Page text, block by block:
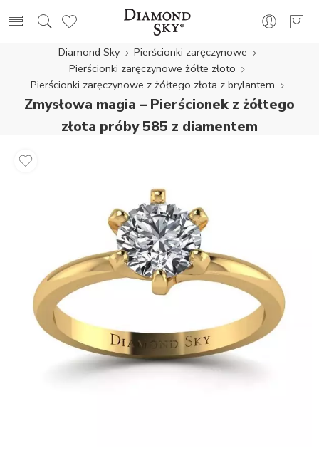
Diamond Sky
Pierścionki zaręczynowe
Pierścionki zaręczynowe żółte złoto
Pierścionki zaręczynowe z żółtego złota z brylantem
Zmysłowa magia – Pierścionek z żółtego
złota próby 585 z diamentem